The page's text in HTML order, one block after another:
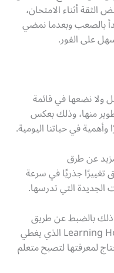
الثقة أثناء الامتحان،
بالصعب وبعدما نمضي
على الفور.
ولا نضعها في قائمة
منها، وذلك بعكس
وأهمية في حياتنا اليومية.
عن طرق
تغييرًا جذريًا في سرعة
التي تدرسها.
ذلك بالضبط عن طريق
إعطائك ملخص كورس Learning How To learn الذي يغطي
لمعرفتها لتصبح متعلم